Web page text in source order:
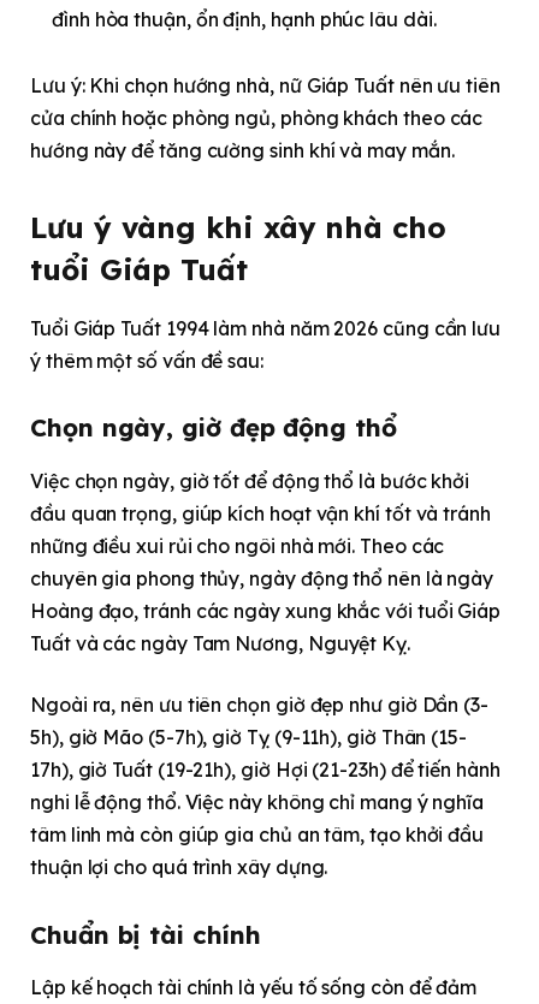
đình hòa thuận, ổn định, hạnh phúc lâu dài.
Lưu ý: Khi chọn hướng nhà, nữ Giáp Tuất nên ưu tiên
cửa chính hoặc phòng ngủ, phòng khách theo các
hướng này để tăng cường sinh khí và may mắn.
Lưu ý vàng khi xây nhà cho
tuổi Giáp Tuất
Tuổi Giáp Tuất 1994 làm nhà năm 2026 cũng cần lưu
ý thêm một số vấn đề sau:
Chọn ngày, giờ đẹp động thổ
Việc chọn ngày, giờ tốt để động thổ là bước khởi
đầu quan trọng, giúp kích hoạt vận khí tốt và tránh
những điều xui rủi cho ngôi nhà mới. Theo các
chuyên gia phong thủy, ngày động thổ nên là ngày
Hoàng đạo, tránh các ngày xung khắc với tuổi Giáp
Tuất và các ngày Tam Nương, Nguyệt Kỵ.
Ngoài ra, nên ưu tiên chọn giờ đẹp như giờ Dần (3-
5h), giờ Mão (5-7h), giờ Tỵ (9-11h), giờ Thân (15-
17h), giờ Tuất (19-21h), giờ Hợi (21-23h) để tiến hành
nghi lễ động thổ. Việc này không chỉ mang ý nghĩa
tâm linh mà còn giúp gia chủ an tâm, tạo khởi đầu
thuận lợi cho quá trình xây dựng.
Chuẩn bị tài chính
Lập kế hoạch tài chính là yếu tố sống còn để đảm